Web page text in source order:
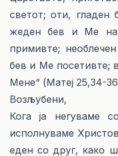
светот; оти,
жеден бев и Ме
примивте;
бев и Ме посетивте;
Мене“ (Матеј 25,34-
Возљубени,
Кога ја негуваме
исполнуваме
еден со друг, како